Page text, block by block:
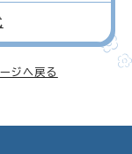
ージへ戻る